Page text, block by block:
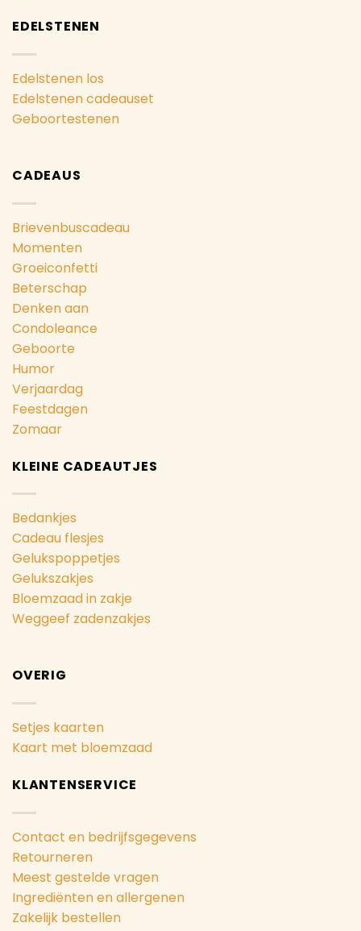
EDELSTENEN
Edelstenen los
Edelstenen cadeauset
Geboortestenen
CADEAUS
Brievenbuscadeau
Momenten
Groeiconfetti
Beterschap
Denken aan
Condoleance
Geboorte
Humor
Verjaardag
Feestdagen
Zomaar
KLEINE CADEAUTJES
Bedankjes
Cadeau flesjes
Gelukspoppetjes
Gelukszakjes
Bloemzaad in zakje
Weggeef zadenzakjes
OVERIG
Setjes kaarten
Kaart met bloemzaad
KLANTENSERVICE
Contact en bedrijfsgegevens
Retourneren
Meest gestelde vragen
Ingrediënten en allergenen
Zakelijk bestellen